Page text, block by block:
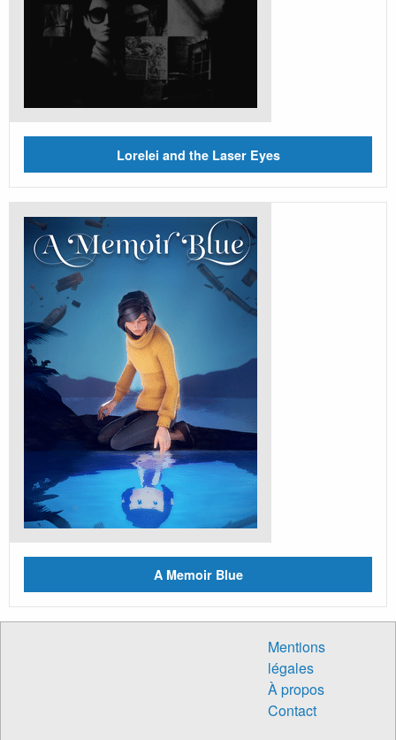
Lorelei and the Laser Eyes
A Memoir Blue
Mentions
légales
À propos
Contact